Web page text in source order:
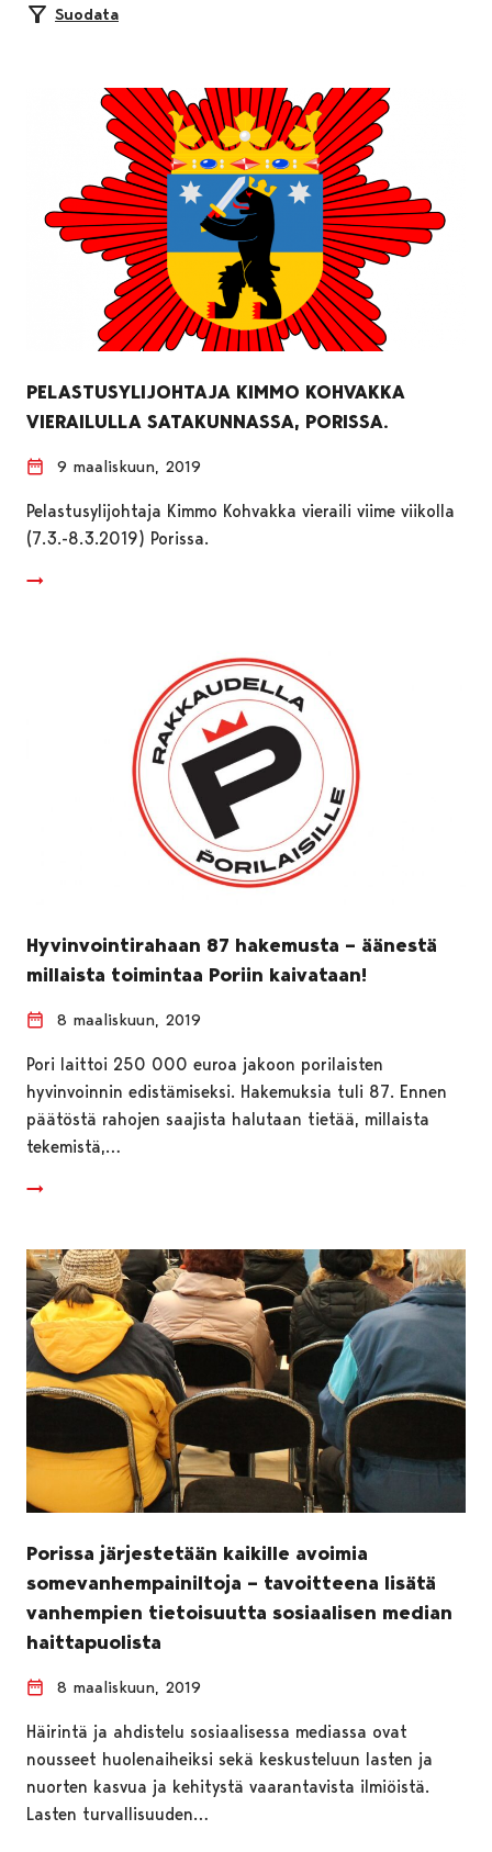
Suodata
PELASTUSYLIJOHTAJA KIMMO KOHVAKKA
VIERAILULLA SATAKUNNASSA, PORISSA.
9 maaliskuun, 2019
Pelastusylijohtaja Kimmo Kohvakka vieraili viime viikolla
(7.3.-8.3.2019) Porissa.
Hyvinvointirahaan 87 hakemusta – äänestä
millaista toimintaa Poriin kaivataan!
8 maaliskuun, 2019
Pori laittoi 250 000 euroa jakoon porilaisten
hyvinvoinnin edistämiseksi. Hakemuksia tuli 87. Ennen
päätöstä rahojen saajista halutaan tietää, millaista
tekemistä,…
Porissa järjestetään kaikille avoimia
somevanhempainiltoja – tavoitteena lisätä
vanhempien tietoisuutta sosiaalisen median
haittapuolista
8 maaliskuun, 2019
Häirintä ja ahdistelu sosiaalisessa mediassa ovat
nousseet huolenaiheiksi sekä keskusteluun lasten ja
nuorten kasvua ja kehitystä vaarantavista ilmiöistä.
Lasten turvallisuuden…